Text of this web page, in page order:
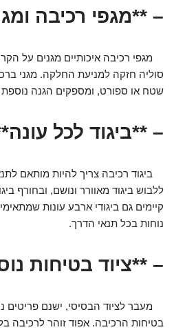
– **מגפי רכיבה
מגפי רכיבה איכותיים מגנים על
סוליה חזקה למניעת החלקה. מגני
שטח או ספורט, ומספקים הגנה נוספת
– **ביגוד לכל
ביגוד רכיבה צריך להיות מותאם
ללבוש ביגוד מאוורר ונושם, ובחורף
קיימים גם ביגודי ארבע עונות
נוחות בכל תנאי הדרך.
– **ציוד בטיחות
מעבר לציוד הבסיסי, ישנם פריטים
בטיחות הרכיבה. אפוד זוהר לרכיבה